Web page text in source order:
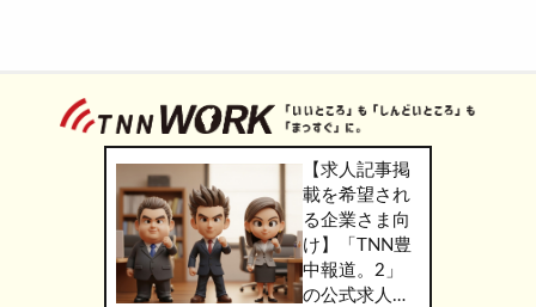
【求人記事掲
載を希望され
る企業さま向
け】「TNN豊
中報道。2」
の公式求人情